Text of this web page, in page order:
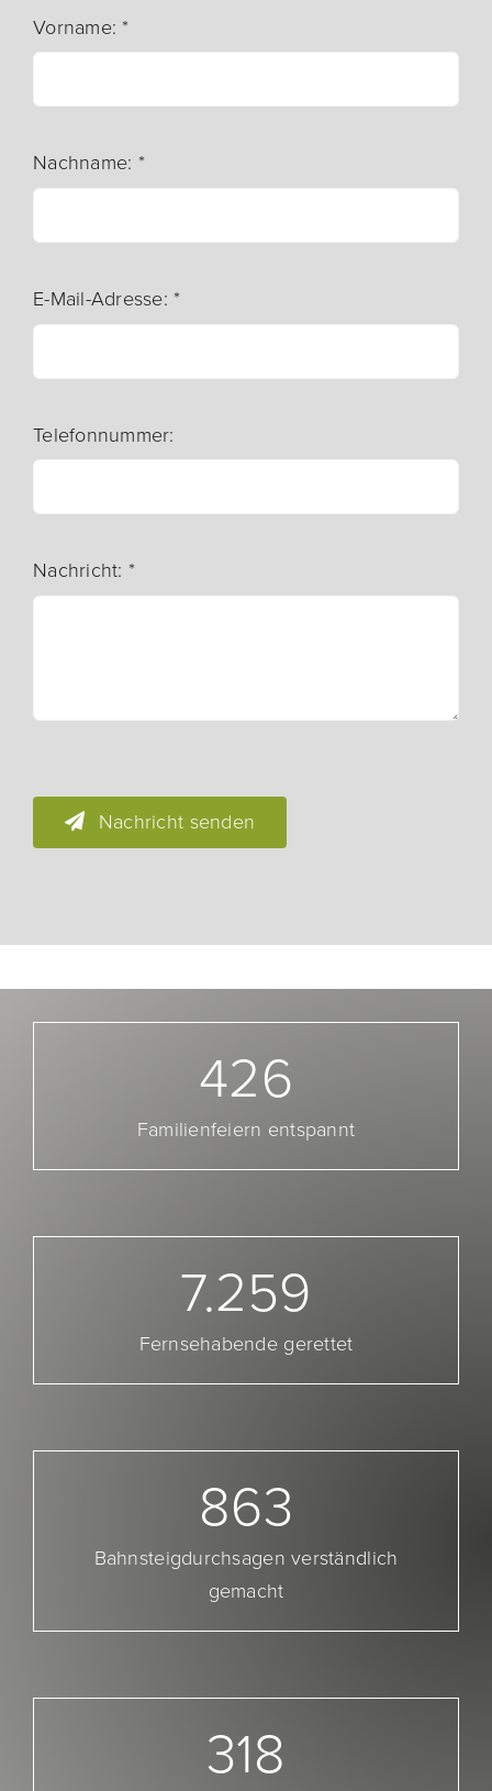
Vorname:*
Nachname: *
E-Mail-Adresse:*
Telefonnummer:
Nachricht: *
Nachricht senden
426
Familienfeiern entspannt
7.259
Fernsehabende gerettet
863
Bahnsteigdurchsagen verständlich
gemacht
318